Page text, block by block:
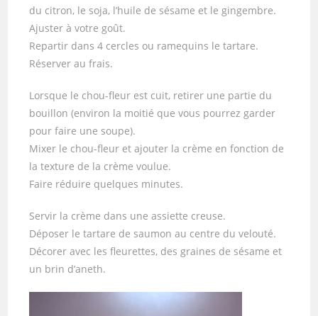
du citron, le soja, l’huile de sésame et le gingembre.
Ajuster à votre goût.
Repartir dans 4 cercles ou ramequins le tartare.
Réserver au frais.
Lorsque le chou-fleur est cuit, retirer une partie du
bouillon (environ la moitié que vous pourrez garder
pour faire une soupe).
Mixer le chou-fleur et ajouter la crème en fonction de
la texture de la crème voulue.
Faire réduire quelques minutes.
Servir la crème dans une assiette creuse.
Déposer le tartare de saumon au centre du velouté.
Décorer avec les fleurettes, des graines de sésame et
un brin d’aneth.